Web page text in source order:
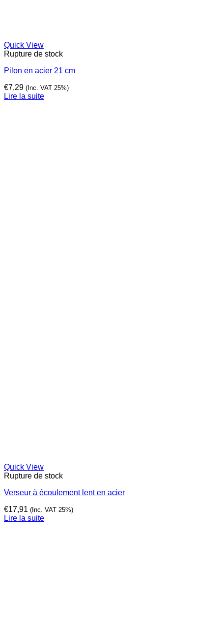
Quick View
Rupture de stock
Pilon en acier 21 cm
€7,29 (Inc. VAT 25%)
Lire la suite
Quick View
Rupture de stock
Verseur à écoulement lent en acier
€17,91 (Inc. VAT 25%)
Lire la suite